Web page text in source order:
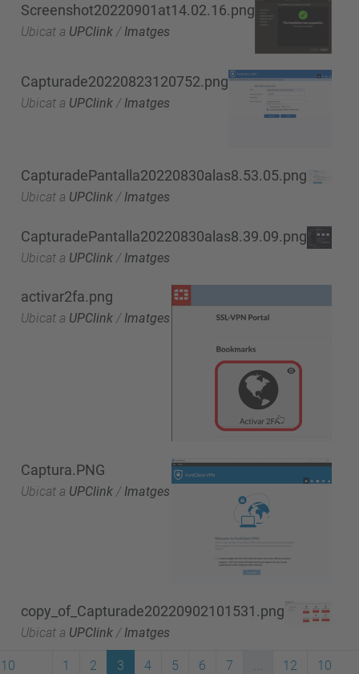
Screenshot20220901at14.02.16.png
Ubicat a UPClink / Imatges
Capturade20220823120752.png
Ubicat a UPClink / Imatges
CapturadePantalla20220830alas8.53.05.png
Ubicat a UPClink / Imatges
CapturadePantalla20220830alas8.39.09.png
Ubicat a UPClink / Imatges
activar2fa.png
Ubicat a UPClink / Imatges
Captura.PNG
Ubicat a UPClink / Imatges
copy_of_Capturade20220902101531.png
Ubicat a UPClink / Imatges
10
1 2 3 4 5 6 7 ... 12
10